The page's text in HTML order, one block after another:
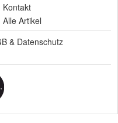
Kontakt
Alle Artikel
& Datenschutz